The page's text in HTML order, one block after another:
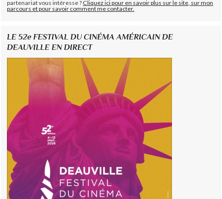
partenariat vous intéresse ?Cliquez ici pour en savoir plus sur le site, sur mon
parcours et pour savoir comment me contacter.
LE 52e FESTIVAL DU CINÉMA AMÉRICAIN DE
DEAUVILLE EN DIRECT